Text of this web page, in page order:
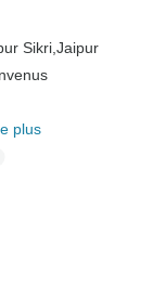
Sikri, Jaipur
plus